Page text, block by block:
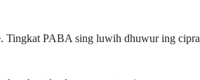
Tingkat PABA sing luwih dhuwur ing